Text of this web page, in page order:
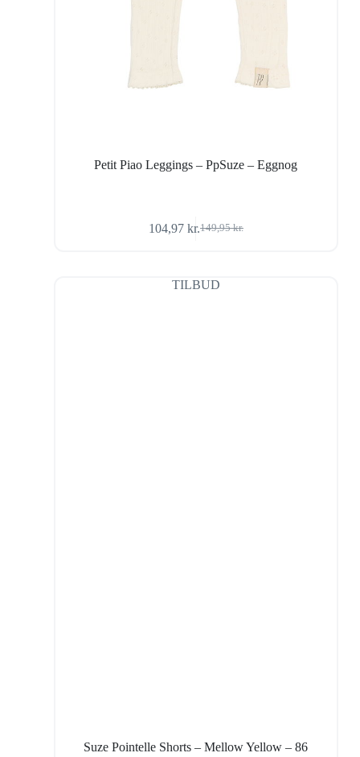
Petit Piao Leggings – PpSuze – Eggnog
149,95kr.
Den
var:
149,95 kr..
104,97 kr.Den
er:
104,97 kr..
TILBUD
Suze Pointelle Shorts – Mellow Yellow – 86